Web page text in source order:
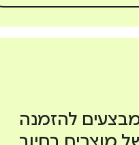
להזמנה